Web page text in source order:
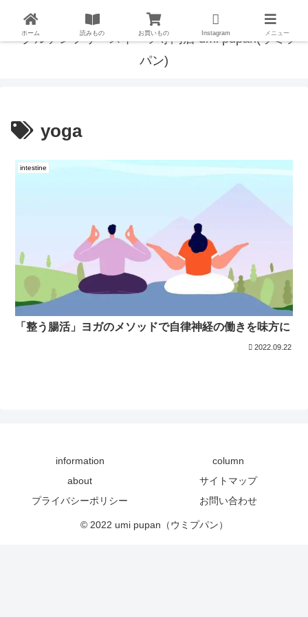
yoga
intestine
「整う腸活」ヨガのメソッドで自律神経の働きを味方に
2022.09.22
information
column
about
サイトマップ
プライバシーポリシー
お問い合わせ
© 2022 umi pupan（ウミプパン）
ホーム 読みもの お買いもの Instagram メニュー